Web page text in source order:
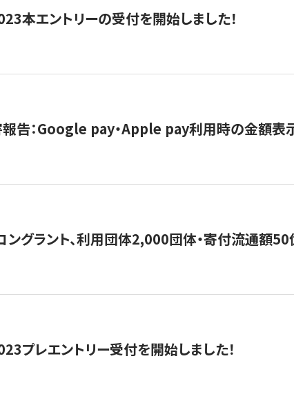
本エントリーの受付を開始しました！
報告：Google pay・Apple pay利用時の金額表
グラント、利用団体2,000団体・寄付流通額50
プレエントリー受付を開始しました！